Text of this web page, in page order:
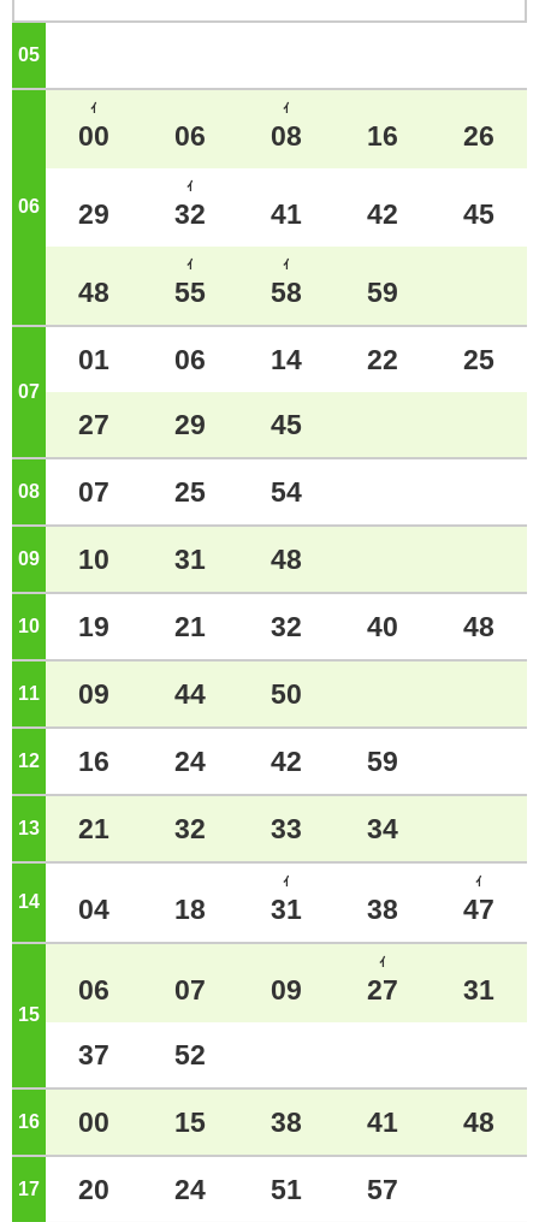
05
06
ｲ
00 06
ｲ
08 16 26
29
ｲ
32 41 42 45
48
ｲ
55
ｲ
58 59
07 ジ
01 06 14 22 25
27 29 45
08 07 25 54
09 10 31 48
10 19 21 32 40 48
11 09 44 50
12 16 24 42 59
13 21 32 33 34
14 04 18
ｲ
31 38
ｲ
47
15
06 07 09
ｲ
27 31
37 52
16 00 15 38 41 48
17 20 24 51 57